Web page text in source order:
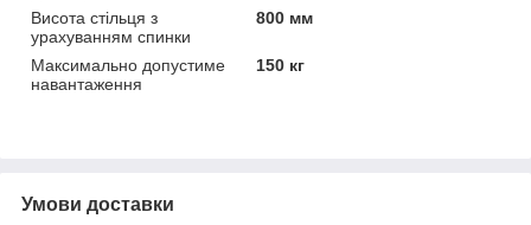
Висота стільця з
урахуванням спинки
800 мм
Максимально допустиме
навантаження
150 кг
Умови доставки